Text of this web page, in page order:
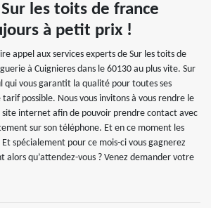
les toits de france
à petit prix !
appel aux services experts de Sur les toits de
à Cuignieres dans le 60130 au plus vite. Sur
qui vous garantit la qualité pour toutes ses
possible. Nous vous invitons à vous rendre le
site internet afin de pouvoir prendre contact avec
sur son téléphone. Et en ce moment les
spécialement pour ce mois-ci vous gagnerez
qu’attendez-vous ? Venez demander votre